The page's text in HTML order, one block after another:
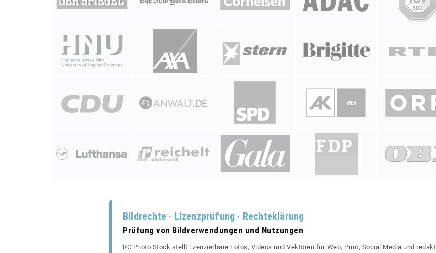
Bildrechte · Lizenzprüfung · Rechteklärung
Prüfung von Bildverwendungen und Nutzungen
RC Photo Stock stellt lizenzierbare Fotos, Videos und Vektoren für Web, Print, Social Media und